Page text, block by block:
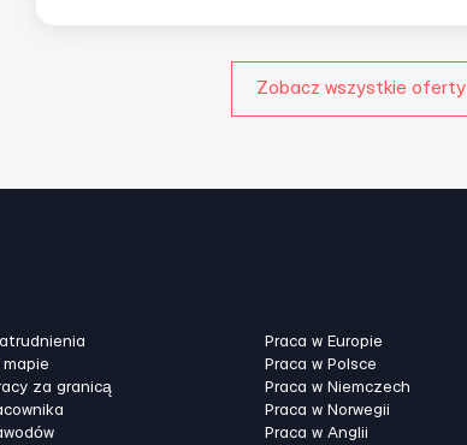
Zobacz wszystkie oferty
za granicą
Praca w Europie
Praca w Polsce
Praca w Niemczech
Praca w Norwegii
Praca w Anglii